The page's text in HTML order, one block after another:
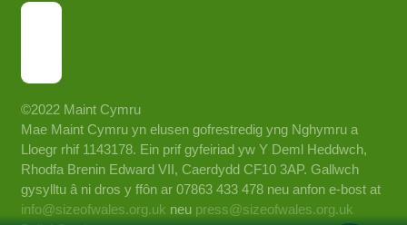
©2022 Maint Cymru
Mae Maint Cymru yn elusen gofrestredig yng Nghymru a
Lloegr rhif 1143178. Ein prif gyfeiriad yw Y Deml Heddwch,
Rhodfa Brenin Edward VII, Caerdydd CF10 3AP. Gallwch
gysylltu â ni dros y ffôn ar 07863 433 478 neu anfon e-bost at
info@sizeofwales.org.uk neu press@sizeofwales.org.uk